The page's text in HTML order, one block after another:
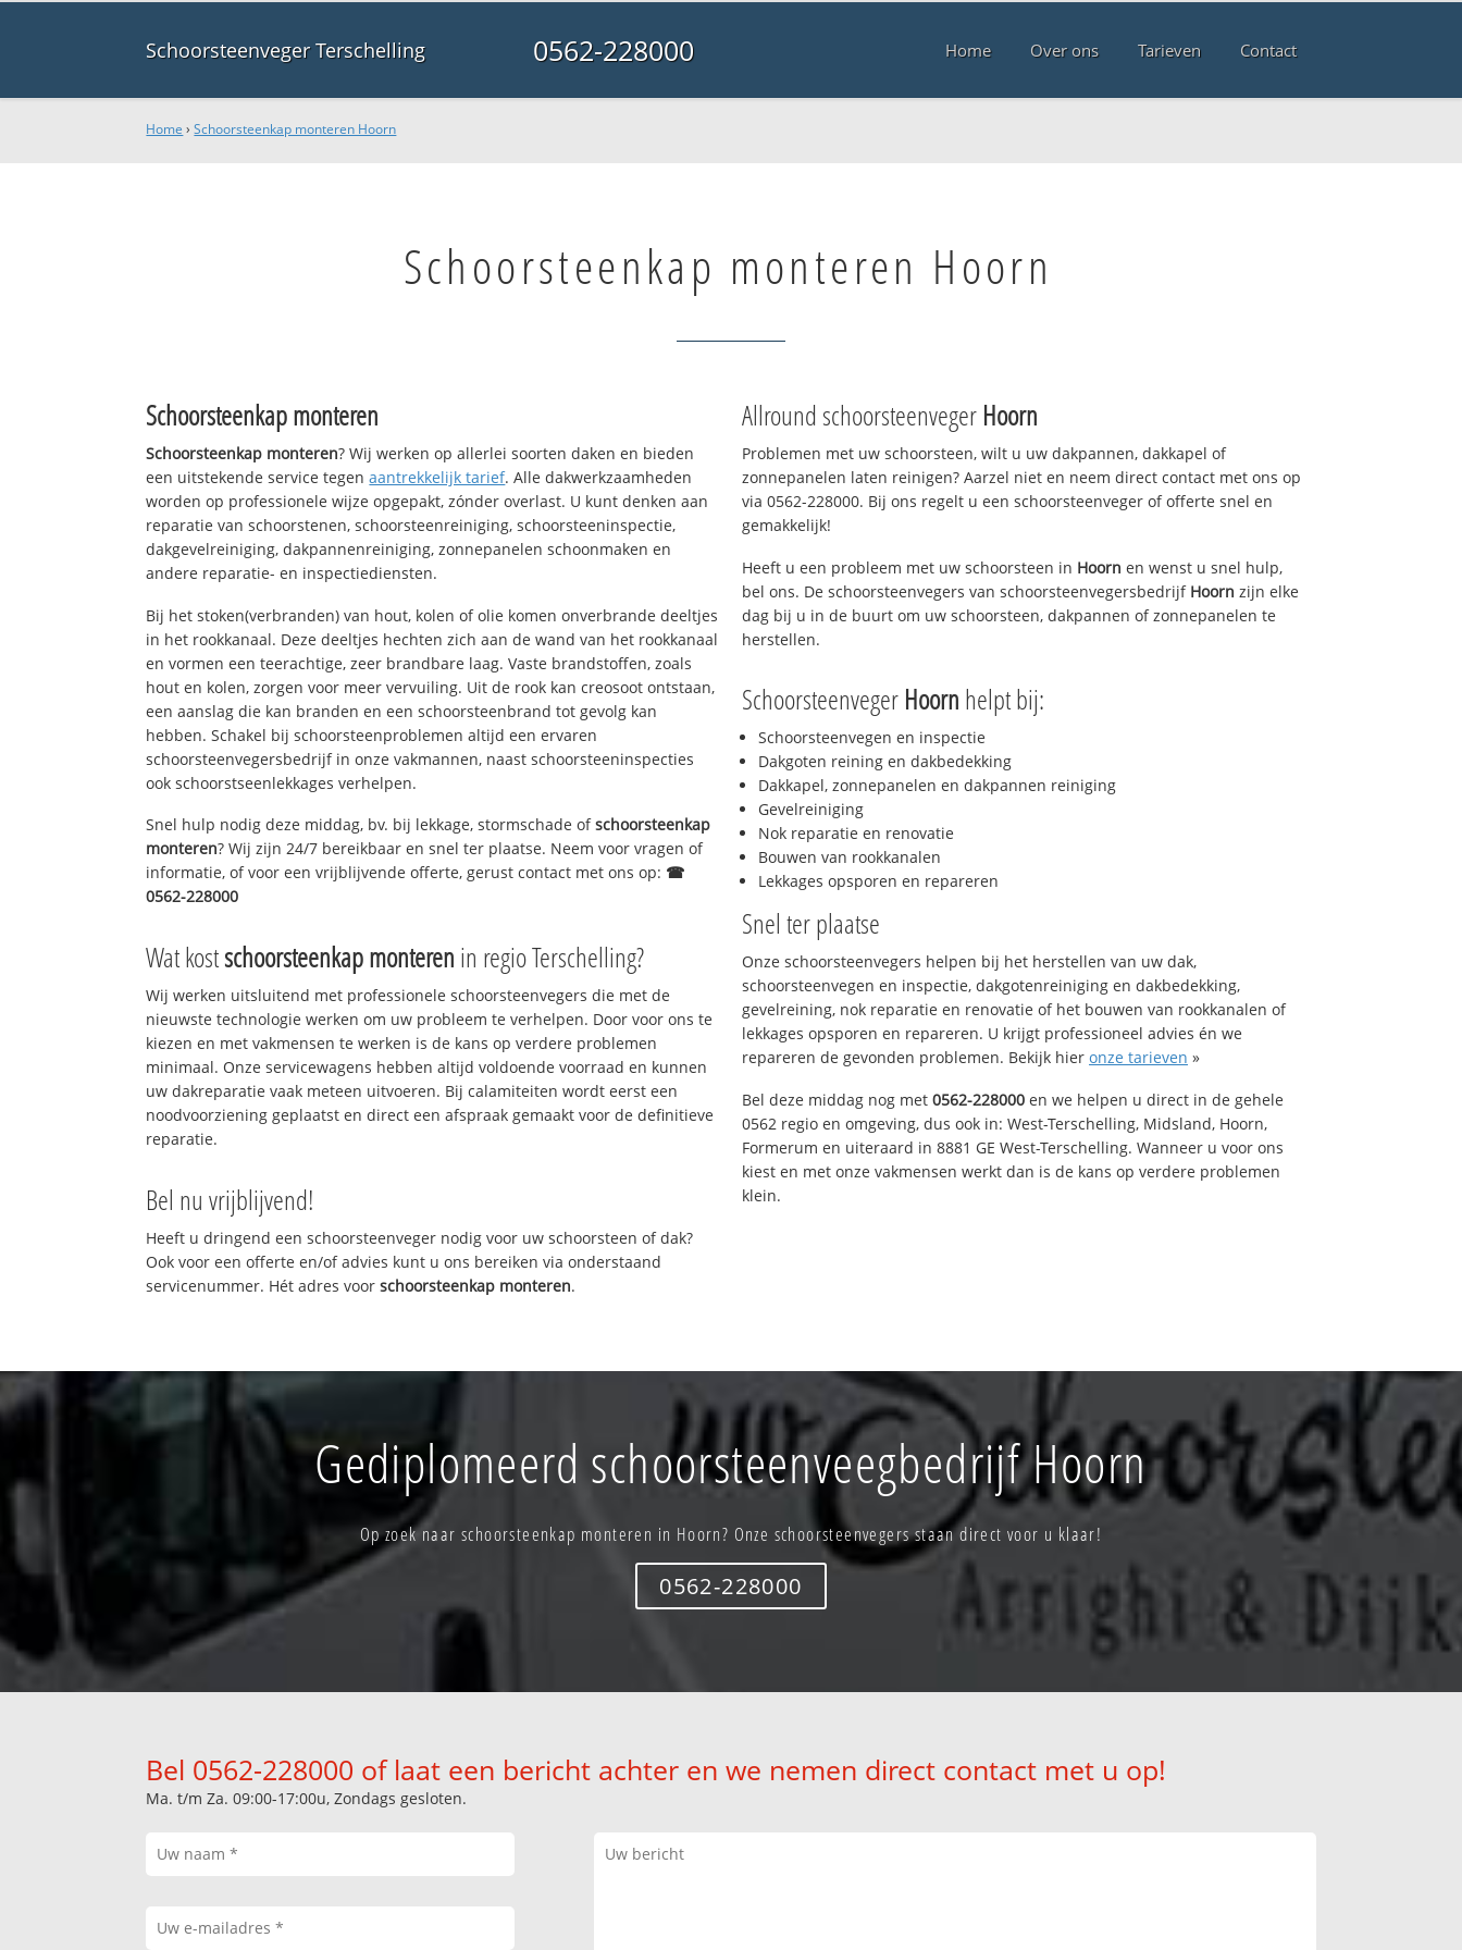
Schoorsteenveger Terschelling 0562-228000 Home Over ons Tarieven Contact
Home ›Schoorsteenkap monteren Hoorn
Schoorsteenkap monteren Hoorn
Schoorsteenkap monteren
Schoorsteenkap monteren? Wij werken op allerlei soorten daken en bieden
een uitstekende service tegenaantrekkelijk tarief. Alle dakwerkzaamheden
worden op professionele wijze opgepakt, zónder overlast. U kunt denken aan
reparatie van schoorstenen, schoorsteenreiniging, schoorsteeninspectie,
dakgevelreiniging, dakpannenreiniging, zonnepanelen schoonmaken en
andere reparatie- en inspectiediensten.
Bij het stoken(verbranden) van hout, kolen of olie komen onverbrande deeltjes
in het rookkanaal. Deze deeltjes hechten zich aan de wand van het rookkanaal
en vormen een teerachtige, zeer brandbare laag. Vaste brandstoffen, zoals
hout en kolen, zorgen voor meer vervuiling. Uit de rook kan creosoot ontstaan,
een aanslag die kan branden en een schoorsteenbrand tot gevolg kan
hebben. Schakel bij schoorsteenproblemen altijd een ervaren
schoorsteenvegersbedrijf in onze vakmannen, naast schoorsteeninspecties
ook schoorstseenlekkages verhelpen.
Snel hulp nodig deze middag, bv. bij lekkage, stormschade ofschoorsteenkap
monteren? Wij zijn 24/7 bereikbaar en snel ter plaatse. Neem voor vragen of
informatie, of voor een vrijblijvende offerte, gerust contact met ons op: ☎
0562-228000
Wat kostschoorsteenkap monteren in regio Terschelling?
Wij werken uitsluitend met professionele schoorsteenvegers die met de
nieuwste technologie werken om uw probleem te verhelpen. Door voor ons te
kiezen en met vakmensen te werken is de kans op verdere problemen
minimaal. Onze servicewagens hebben altijd voldoende voorraad en kunnen
uw dakreparatie vaak meteen uitvoeren. Bij calamiteiten wordt eerst een
noodvoorziening geplaatst en direct een afspraak gemaakt voor de definitieve
reparatie.
Bel nu vrijblijvend!
Heeft u dringend een schoorsteenveger nodig voor uw schoorsteen of dak?
Ook voor een offerte en/of advies kunt u ons bereiken via onderstaand
servicenummer. Hét adres voorschoorsteenkap monteren.
Allround schoorsteenveger Hoorn
Problemen met uw schoorsteen, wilt u uw dakpannen, dakkapel of
zonnepanelen laten reinigen? Aarzel niet en neem direct contact met ons op
via 0562-228000. Bij ons regelt u een schoorsteenveger of offerte snel en
gemakkelijk!
Heeft u een probleem met uw schoorsteen in Hoorn en wenst u snel hulp,
bel ons. De schoorsteenvegers van schoorsteenvegersbedrijf Hoorn zijn elke
dag bij u in de buurt om uw schoorsteen, dakpannen of zonnepanelen te
herstellen.
Schoorsteenveger Hoorn helpt bij:
Schoorsteenvegen en inspectie
Dakgoten reining en dakbedekking
Dakkapel, zonnepanelen en dakpannen reiniging
Gevelreiniging
Nok reparatie en renovatie
Bouwen van rookkanalen
Lekkages opsporen en repareren
Snel ter plaatse
Onze schoorsteenvegers helpen bij het herstellen van uw dak,
schoorsteenvegen en inspectie, dakgotenreiniging en dakbedekking,
gevelreining, nok reparatie en renovatie of het bouwen van rookkanalen of
lekkages opsporen en repareren. U krijgt professioneel advies én we
repareren de gevonden problemen. Bekijk hier onze tarieven »
Bel deze middag nog met 0562-228000 en we helpen u direct in de gehele
0562 regio en omgeving, dus ook in: West-Terschelling, Midsland, Hoorn,
Formerum en uiteraard in 8881 GE West-Terschelling. Wanneer u voor ons
kiest en met onze vakmensen werkt dan is de kans op verdere problemen
klein.
Gediplomeerd schoorsteenveegbedrijf Hoorn
Op zoek naar schoorsteenkap monteren in Hoorn? Onze schoorsteenvegers staan direct voor u klaar!
0562-228000
Bel 0562-228000 of laat een bericht achter en we nemen direct contact met u op!
Ma. t/m Za. 09:00-17:00u, Zondags gesloten.